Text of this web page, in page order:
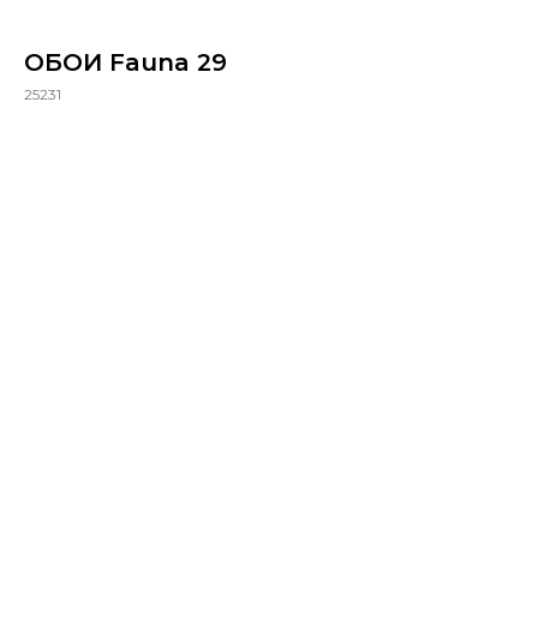
ОБОИ Fauna 29
25231